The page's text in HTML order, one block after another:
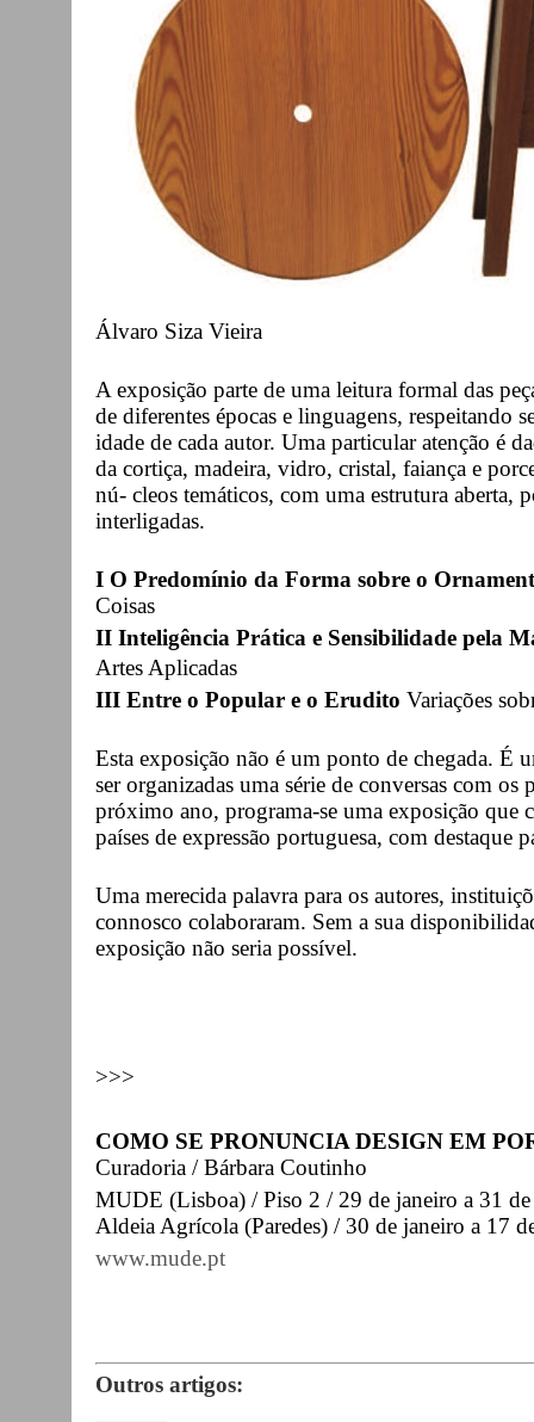
Álvaro Siza Vieira
A exposição parte de uma leitura formal das
de diferentes épocas e linguagens,
idade de cada autor. Uma particular atenção é
da cortiça, madeira, vidro, cristal, faiança e
nú- cleos temáticos, com uma estrutura aberta,
interligadas.
I O Predomínio da Forma sobre o
Coisas
II Inteligência Prática e Sensibilidade pela
Artes Aplicadas
III Entre o Popular e o Erudito Variações
Esta exposição não é um ponto de chegada. É
ser organizadas uma série de conversas com
próximo ano, programa-se uma exposição que
países de expressão portuguesa, com destaque
Uma merecida palavra para os autores,
connosco colaboraram. Sem a sua
exposição não seria possível.
>>>
COMO SE PRONUNCIA DESIGN EM
Curadoria / Bárbara Coutinho
MUDE (Lisboa) / Piso 2 / 29 de janeiro a 31
Aldeia Agrícola (Paredes) / 30 de janeiro a 17
www.mude.pt
Outros artigos: